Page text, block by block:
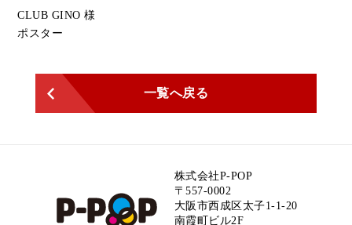
CLUB GINO 様
ポスター
一覧へ戻る
株式会社P-POP
〒557-0002
大阪市西成区太子1-1-20
南霞町ビル2F